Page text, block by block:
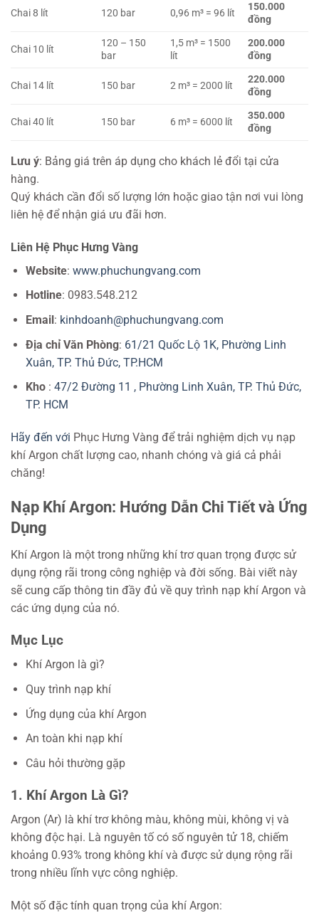
Chai 8 lít 120 bar 0,96 m³ = 96 lít
150.000
đồng
Chai 10 lít
120 – 150
bar
1,5 m³ = 1500
lít
200.000
đồng
Chai 14 lít 150 bar 2 m³ = 2000 lít
220.000
đồng
Chai 40 lít 150 bar 6 m³ = 6000 lít
350.000
đồng
Lưu ý: Bảng giá trên áp dụng cho khách lẻ đổi tại cửa
hàng.
Quý khách cần đổi số lượng lớn hoặc giao tận nơi vui lòng
liên hệ để nhận giá ưu đãi hơn.
Liên Hệ Phục Hưng Vàng
Website: www.phuchungvang.com
Hotline: 0983.548.212
Email: kinhdoanh@phuchungvang.com
Địa chỉ Văn Phòng: 61/21 Quốc Lộ 1K, Phường Linh
Xuân, TP. Thủ Đức, TP.HCM
Kho : 47/2 Đường 11 , Phường Linh Xuân, TP. Thủ Đức,
TP. HCM
Hãy đến với Phục Hưng Vàng để trải nghiệm dịch vụ nạp
khí Argon chất lượng cao, nhanh chóng và giá cả phải
chăng!
Nạp Khí Argon: Hướng Dẫn Chi Tiết và Ứng
Dụng
Khí Argon là một trong những khí trơ quan trọng được sử
dụng rộng rãi trong công nghiệp và đời sống. Bài viết này
sẽ cung cấp thông tin đầy đủ về quy trình nạp khí Argon và
các ứng dụng của nó.
Mục Lục
Khí Argon là gì?
Quy trình nạp khí
Ứng dụng của khí Argon
An toàn khi nạp khí
Câu hỏi thường gặp
1. Khí Argon Là Gì?
Argon (Ar) là khí trơ không màu, không mùi, không vị và
không độc hại. Là nguyên tố có số nguyên tử 18, chiếm
khoảng 0.93% trong không khí và được sử dụng rộng rãi
trong nhiều lĩnh vực công nghiệp.
Một số đặc tính quan trọng của khí Argon: